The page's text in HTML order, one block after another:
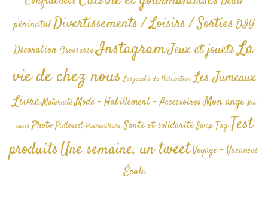
périnatalDivertissements / Loisirs / SortiesDIY
Décoration GrossesseInstagramJeux et jouetsLa
vie de chez nous Les jeudis de l'éducation Les Jumeaux
Livre Maternité Mode - Habillement - AccessoiresMon ange Non
classé Photo Pinterest Puériculture Santé et solidarité Swap TagTest
produitsUne semaine, un tweetVoyage - Vacances
École